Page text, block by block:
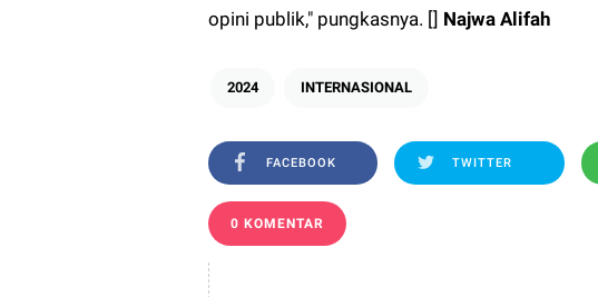
opini publik," pungkasnya. [] Najwa Alifah
2024 INTERNASIONAL
FACEBOOK TWITTER
0 KOMENTAR